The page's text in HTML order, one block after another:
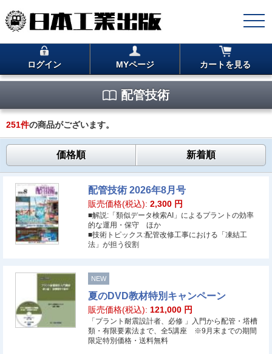
ログイン MYページ カートを見る
配管技術
251件の商品がございます。
価格順 新着順
配管技術 2026年8月号
販売価格(税込): 2,300 円
■解説:「類似データ検索AI」によるプラントの効率
的な運用・保守 ほか
■技術トピックス:配管改修工事における「凍結工
法」が担う役割
NEW
夏のDVD教材特別キャンペーン
販売価格(税込): 121,000 円
「プラント耐震設計者、必修 」入門から配管・塔槽
類・有限要素法まで、全5講座 ※9月末までの期間
限定特別価格・送料無料